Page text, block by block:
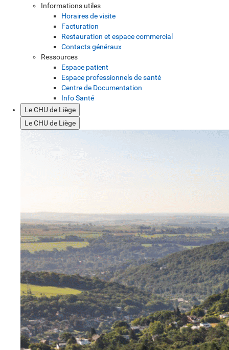
Informations utiles
Horaires de visite
Facturation
Restauration et espace commercial
Contacts généraux
Ressources
Espace patient
Espace professionnels de santé
Centre de Documentation
Info Santé
Le CHU de Liège
Le CHU de Liège